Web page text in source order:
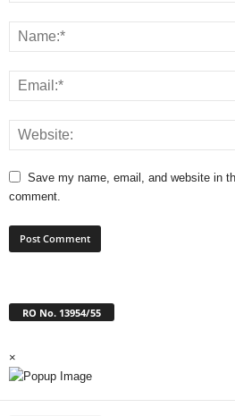
Save my name, email, and website in
comment.
RO No. 13954/55
×